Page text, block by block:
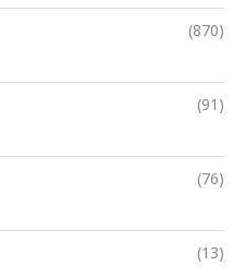
(870)
(91)
(76)
(13)